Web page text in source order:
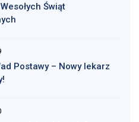
Świąt
Postawy – Nowy lekarz